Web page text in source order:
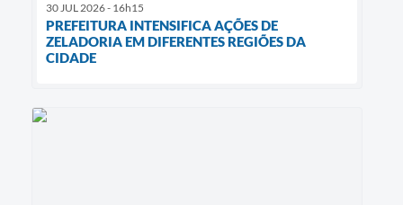
30 JUL 2026 - 16h15
PREFEITURA INTENSIFICA AÇÕES DE
ZELADORIA EM DIFERENTES REGIÕES DA
CIDADE